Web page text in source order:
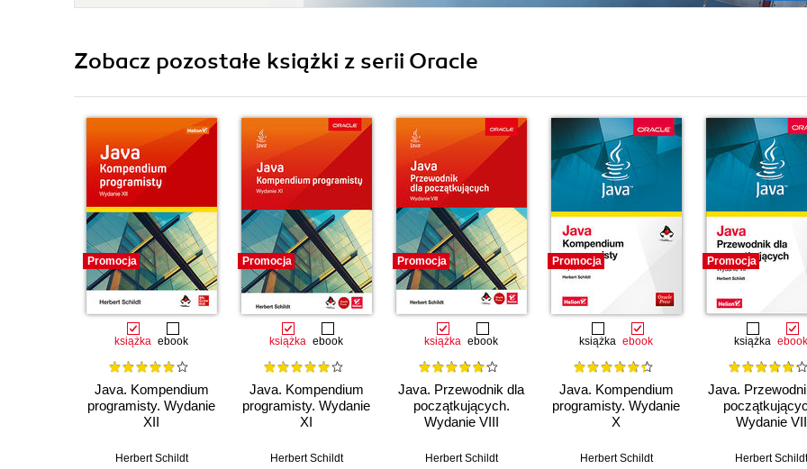
Zobacz pozostałe książki z serii Oracle
Promocja
książka ebook
Java. Kompendium
programisty. Wydanie
XII
Herbert Schildt
Promocja
książka ebook
Java. Kompendium
programisty. Wydanie
XI
Herbert Schildt
Promocja
książka ebook
Java. Przewodnik dla
początkujących.
Wydanie VIII
Herbert Schildt
Promocja
książka ebook
Java. Kompendium
programisty. Wydanie
X
Herbert Schildt
Promocja
książka ebook
Java.
Wydanie VII
Herbert Schildt